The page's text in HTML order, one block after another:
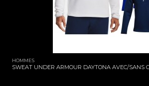
HOMMES
SWEAT UNDER ARMOUR DAYTONA AVEC/SANS